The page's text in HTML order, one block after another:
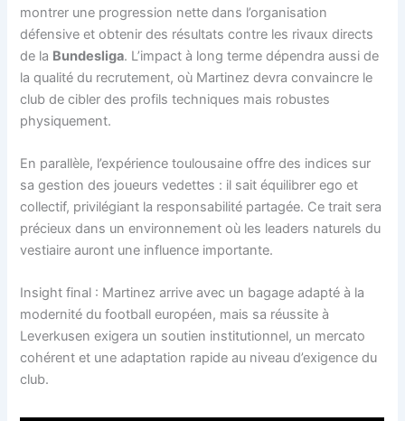
montrer une progression nette dans l’organisation
défensive et obtenir des résultats contre les rivaux directs
de la Bundesliga. L’impact à long terme dépendra aussi de
la qualité du recrutement, où Martinez devra convaincre le
club de cibler des profils techniques mais robustes
physiquement.
En parallèle, l’expérience toulousaine offre des indices sur
sa gestion des joueurs vedettes : il sait équilibrer ego et
collectif, privilégiant la responsabilité partagée. Ce trait sera
précieux dans un environnement où les leaders naturels du
vestiaire auront une influence importante.
Insight final : Martinez arrive avec un bagage adapté à la
modernité du football européen, mais sa réussite à
Leverkusen exigera un soutien institutionnel, un mercato
cohérent et une adaptation rapide au niveau d’exigence du
club.